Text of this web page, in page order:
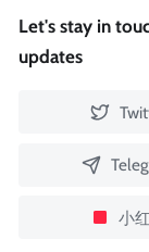
Let's stay in
updates
小